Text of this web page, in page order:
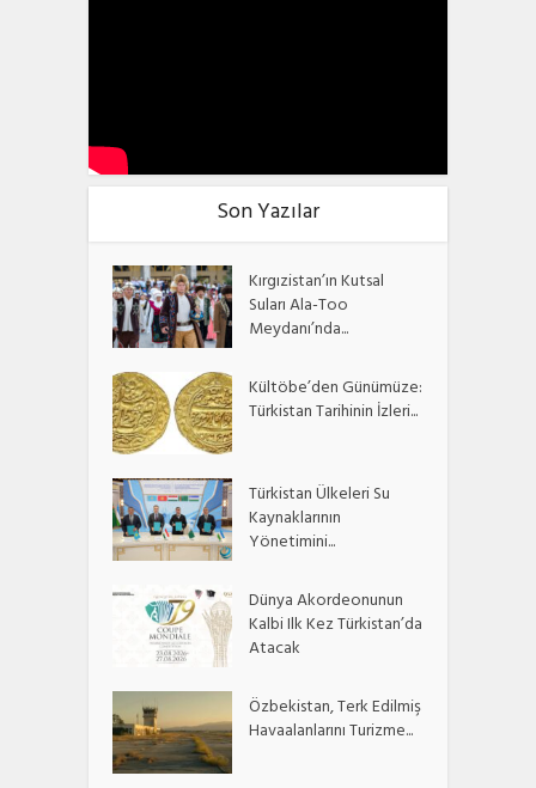
Son Yazılar
Kırgızistan’ın Kutsal
Suları Ala-Too
Meydanı’nda...
Kültöbe’den Günümüze:
Türkistan Tarihinin İzleri...
Türkistan Ülkeleri Su
Kaynaklarının
Yönetimini...
Dünya Akordeonunun
Kalbi Ilk Kez Türkistan’da
Atacak
Özbekistan, Terk Edilmiş
Havaalanlarını Turizme...